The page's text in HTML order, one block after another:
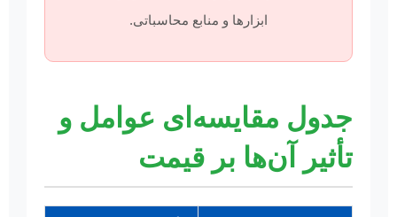
ابزارها و منابع محاسباتی.
جدول مقایسه‌ای عوامل و
تأثیر آن‌ها بر قیمت